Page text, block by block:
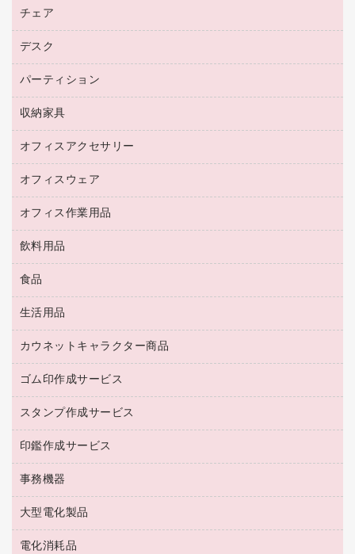
コピートナー
インクカートリッジ
ハガキ用紙
その他コピー用紙・プリンタ用紙
コピー用紙
パソコンバッグ／収納用品
ネットワーク／ＬＡＮ機器
ネットワーク／ＬＡＮアクセサリー
セキュリティ用品
ＵＳＢハブ／ＵＳＢアクセサリー
ＯＡフィルター
ＯＡクリーナー／エアダスター
ＨＤＤ／ＳＳＤ
ディスプレイモニター
プロジェクタ
ファクシミリ
デジタルカメラ
スキャナー
コピー機
ＣＤ－ＲＷ
ＣＤ－Ｒ
メディア収納用品
プリンタ
チェア
応接イス・ベンチ
オフィスチェア
デスク
ミーティングテーブル
デスク
カウンター
パーティション
ホワイトボード・黒板
収納家具
保管庫・書庫
ロッカー・下駄箱
その他収納
オフィスアクセサリー
オフィスアクセサリー
オフィスウェア
医療・介護・ワーキングウェア
ブラウス・シャツ
アウター
オフィス作業用品
養生用品
防災用品
防災用備蓄食品・飲料
台車・脚立
倉庫収納用品
作業用雑貨
梱包用品
梱包用テープ
園芸用品
ペット用品
飲料用品
緑茶飲料
茶葉・インスタント
紅茶・バラエティ飲料
レギュラーコーヒー
ミルク・シュガー
ソフトドリンク
コーヒーメーカー・備品
インスタントコーヒー
食品
食品
菓子
生活用品
浴室用品
台所用洗剤
掃除用品
掃除用洗剤
洗濯用品
消臭・芳香剤
殺虫剤
飲食用消耗品
カウネットキャラクター商品
カウネットキャラクター商品
ゴム印作成サービス
ゴム印作成サービス
ゴム印（一行印）作成サービス
ゴム印（フリーサイズ印）作成サービス
スタンプ作成サービス
シヤチハタスタンプ作成サービス
カウネットスタンプ作成サービス
印鑑作成サービス
印鑑作成サービス
事務機器
大型シュレッダー（共配）
レーザーポインター
大型電化製品
冷蔵庫・キッチン・調理家電
電化消耗品